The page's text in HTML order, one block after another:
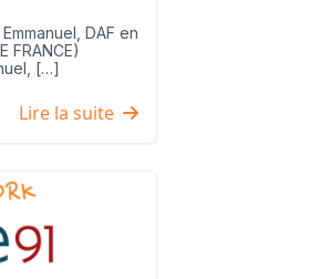
DAF en
FRANCE)
[…]
Lire la suite